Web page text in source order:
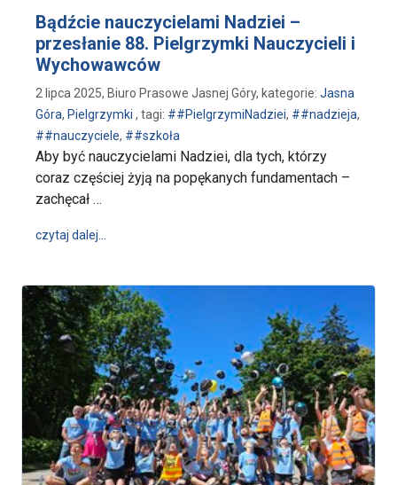
Bądźcie nauczycielami Nadziei –
przesłanie 88. Pielgrzymki Nauczycieli i
Wychowawców
2 lipca 2025, Biuro Prasowe Jasnej Góry, kategorie: Jasna
Góra, Pielgrzymki , tagi: ##PielgrzymiNadziei, ##nadzieja,
##nauczyciele, ##szkoła
Aby być nauczycielami Nadziei, dla tych, którzy
coraz częściej żyją na popękanych fundamentach –
zachęcał …
czytaj dalej…